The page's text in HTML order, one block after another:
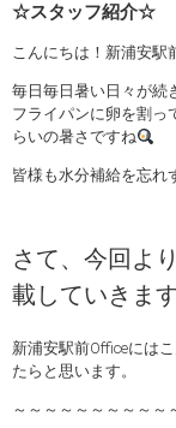
☆スタッフ紹介☆
こんにちは！新浦安駅
毎日毎日暑い日々が続
フライパンに卵を割っ
らいの暑さですね
皆様も水分補給を忘れ
さて、今回より
載していきま
新浦安駅前Officeには
たらと思います。
～～～～～～～～～～